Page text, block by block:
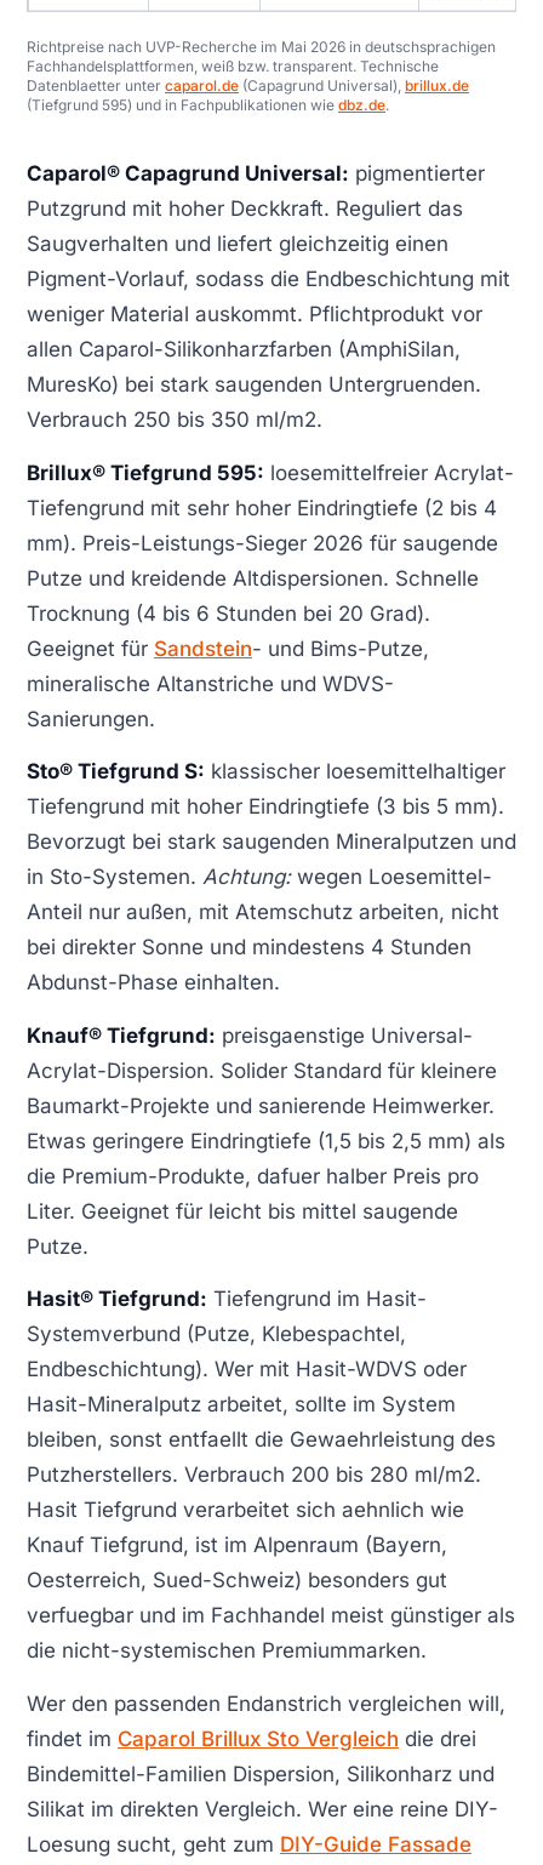
Richtpreise nach UVP-Recherche im Mai 2026 in deutschsprachigen
Fachhandelsplattformen, weiß bzw. transparent. Technische
Datenblaetter unter caparol.de (Capagrund Universal), brillux.de
(Tiefgrund 595) und in Fachpublikationen wie dbz.de.
Caparol® Capagrund Universal: pigmentierter
Putzgrund mit hoher Deckkraft. Reguliert das
Saugverhalten und liefert gleichzeitig einen
Pigment-Vorlauf, sodass die Endbeschichtung mit
weniger Material auskommt. Pflichtprodukt vor
allen Caparol-Silikonharzfarben (AmphiSilan,
MuresKo) bei stark saugenden Untergruenden.
Verbrauch 250 bis 350 ml/m2.
Brillux® Tiefgrund 595: loesemittelfreier Acrylat-
Tiefengrund mit sehr hoher Eindringtiefe (2 bis 4
mm). Preis-Leistungs-Sieger 2026 für saugende
Putze und kreidende Altdispersionen. Schnelle
Trocknung (4 bis 6 Stunden bei 20 Grad).
Geeignet für Sandstein- und Bims-Putze,
mineralische Altanstriche und WDVS-
Sanierungen.
Sto® Tiefgrund S: klassischer loesemittelhaltiger
Tiefengrund mit hoher Eindringtiefe (3 bis 5 mm).
Bevorzugt bei stark saugenden Mineralputzen und
in Sto-Systemen. Achtung:wegen Loesemittel-
Anteil nur außen, mit Atemschutz arbeiten, nicht
bei direkter Sonne und mindestens 4 Stunden
Abdunst-Phase einhalten.
Knauf® Tiefgrund: preisgaenstige Universal-
Acrylat-Dispersion. Solider Standard für kleinere
Baumarkt-Projekte und sanierende Heimwerker.
Etwas geringere Eindringtiefe (1,5 bis 2,5 mm) als
die Premium-Produkte, dafuer halber Preis pro
Liter. Geeignet für leicht bis mittel saugende
Putze.
Hasit® Tiefgrund: Tiefengrund im Hasit-
Systemverbund (Putze, Klebespachtel,
Endbeschichtung). Wer mit Hasit-WDVS oder
Hasit-Mineralputz arbeitet, sollte im System
bleiben, sonst entfaellt die Gewaehrleistung des
Putzherstellers. Verbrauch 200 bis 280 ml/m2.
Hasit Tiefgrund verarbeitet sich aehnlich wie
Knauf Tiefgrund, ist im Alpenraum (Bayern,
Oesterreich, Sued-Schweiz) besonders gut
verfuegbar und im Fachhandel meist günstiger als
die nicht-systemischen Premiummarken.
Wer den passenden Endanstrich vergleichen will,
findet im Caparol Brillux Sto Vergleich die drei
Bindemittel-Familien Dispersion, Silikonharz und
Silikat im direkten Vergleich. Wer eine reine DIY-
Loesung sucht, geht zum DIY-Guide Fassade